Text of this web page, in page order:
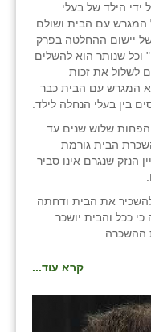
ידי הילד של בעלי
המגרש עם הבית ושולם
של יישום ההחלטה בפרק
וכל שנותר הוא להשלים
לשלול את זכות
המגרש עם הבית כבר
בין בעלי הנחלה לילד.
הפחות שלוש שנים עד
הבית גורמת
הנזק שנגרם אינו סביר
את הבית ודחתה
ככל והבית יושכר
ההשכרה.
קרא עוד...